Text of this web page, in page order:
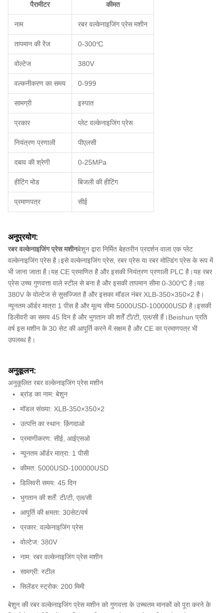
पैरामीटर कीमत
नाम रबर वल्केनाइजिंग प्रेस मशीन
तापमान की रेंज 0-300℃
वोल्टेज 380V
वल्कनीकरण का समय 0-999
सामग्री इस्पात
प्रकार प्लेट वल्केनाइजिंग प्रेस
नियंत्रण प्रणाली पीएलसी
दबाव की श्रेणी 0-25MPa
हीटिंग मोड बिजली की हीटिंग
प्रमाणपत्र सीई
अनुप्रयोग:
रबर वल्केनाइजिंग प्रेस मशीनबेशुन द्वारा निर्मित बेहतरीन प्रदर्शन वाला एक प्लेट
वल्केनाइजिंग प्रेस है।इसे वल्केनाइजिंग प्रेस, रबर प्रेस या रबर मोल्डिंग प्रेस के रूप में
भी जाना जाता है।यह CE प्रमाणित है और इसकी नियंत्रण प्रणाली PLC है।यह रबर
प्रेस उच्च गुणवत्ता वाले स्टील से बना है और इसकी तापमान सीमा 0-300℃ है।यह
380V के वोल्टेज से सुसज्जित है और इसका मॉडल नंबर XLB-350×350×2 है।
न्यूनतम ऑर्डर मात्रा 1 पीस है और मूल्य सीमा 5000USD-100000USD है।इसकी
डिलीवरी का समय 45 दिन है और भुगतान की शर्तें टी/टी, एल/सी हैं।Beishun प्रति
वर्ष इस मशीन के 30 सेट की आपूर्ति करने में सक्षम है और CE का प्रमाणपत्र भी
उपलब्ध है।
अनुकूलन:
अनुकूलित रबर वल्केनाइजिंग प्रेस मशीन
ब्रांड का नाम: बेशुन
मॉडल संख्या: XLB-350×350×2
उत्पत्ति का स्थान: क़िंगदाओ
प्रमाणीकरण: सीई, आईएसओ
न्यूनतम ऑर्डर मात्रा: 1 पीसी
कीमत: 5000USD-100000USD
डिलिवरी समय: 45 दिन
भुगतान की शर्तें: टी/टी, एल/सी
आपूर्ति की क्षमता: 30सेट/वर्ष
प्रकार: वल्केनाइजिंग प्रेस
वोल्टेज: 380V
नाम: रबर वल्केनाइजिंग प्रेस मशीन
सामग्री: स्टील
सिलेंडर स्ट्रोक: 200 मिमी
बेशुन की रबर वल्केनाइजिंग प्रेस मशीन को गुणवत्ता के उच्चतम मानकों को पूरा करने के